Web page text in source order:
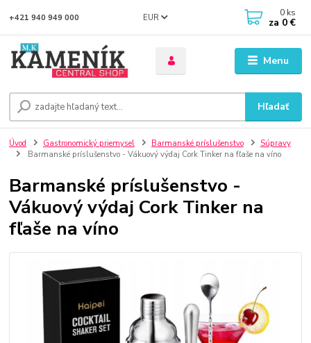
Menu
EUR
Hľadať
+421 940 949 000 0 ks
za 0 €
Úvod Gastronomický priemysel Barmanské príslušenstvo
Súpravy
Barmanské príslušenstvo - Vákuový výdaj Cork Tinker na fľaše na víno
Barmanské príslušenstvo -
Vákuový výdaj Cork Tinker na
fľaše na víno